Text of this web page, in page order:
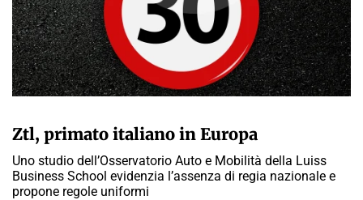
Ztl, primato italiano in Europa
Uno studio dell’Osservatorio Auto e Mobilità della Luiss
Business School evidenzia l’assenza di regia nazionale e
propone regole uniformi